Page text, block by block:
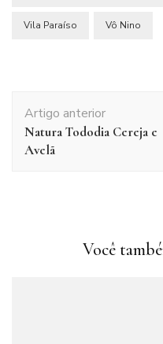
Vila Paraíso Vô Nino
de
post
Artigo anterior
Natura Tododia Cereja e
Avelã
Você